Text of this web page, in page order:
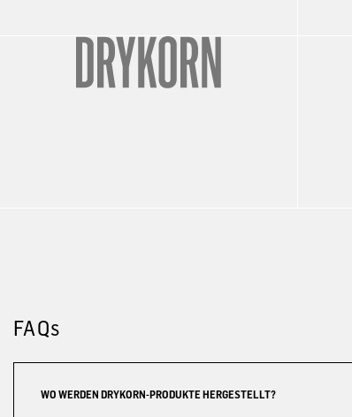
FAQs
WO WERDEN DRYKORN-PRODUKTE HERGESTELLT?